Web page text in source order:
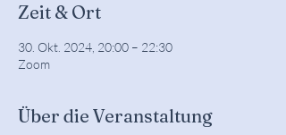
Zeit & Ort
30. Okt. 2024, 20:00 – 22:30
Zoom
Über die Veranstaltung